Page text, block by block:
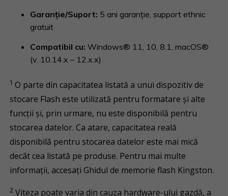
Garanţie/Suport: 5 ani garanţie, support ethnic
gratuit
Compatibil cu:Windows® 11, 10, 8.1, macOS®
(v. 10.14.x – 12.x.x)
1 O parte din capacitatea listată a unui dispozitiv de
stocare Flash este utilizată pentru formatare și alte
funcții și, prin urmare, nu este disponibilă pentru
stocarea datelor. Ca atare, capacitatea reală
disponibilă pentru stocarea datelor este mai mică
decât cea listată pe produse. Pentru mai multe
informații, accesați Ghidul de memorie flash Kingston.
2 Viteza poate varia din cauza hardware-ului gazdă, a